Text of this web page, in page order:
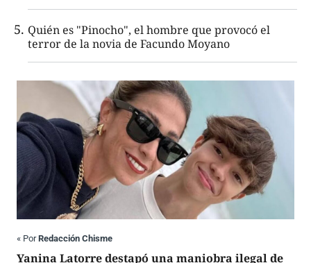
Quién es "Pinocho", el hombre que provocó el
terror de la novia de Facundo Moyano
« PorRedacción Chisme
Yanina Latorre destapó una maniobra ilegal de